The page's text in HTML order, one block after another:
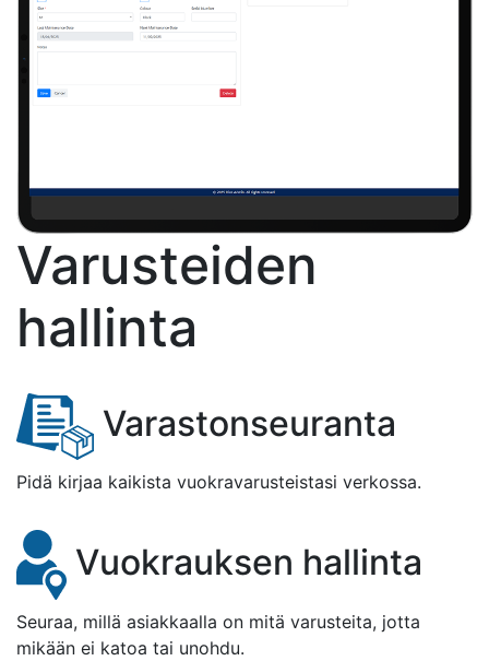
Varusteiden
hallinta
Varastonseuranta
Pidä kirjaa kaikista vuokravarusteistasi verkossa.
Vuokrauksen hallinta
Seuraa, millä asiakkaalla on mitä varusteita, jotta
mikään ei katoa tai unohdu.